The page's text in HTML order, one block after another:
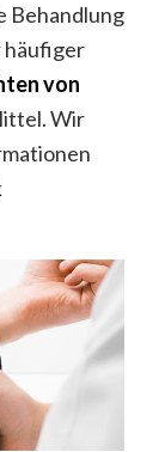
Behandlung
häufiger
von
Wir